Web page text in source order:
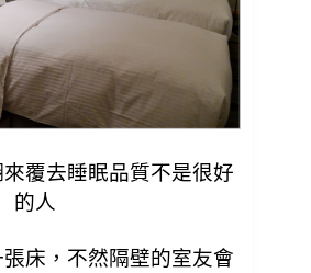
覆去睡眠品質不是很好
的人
床， 不然隔壁的室友會